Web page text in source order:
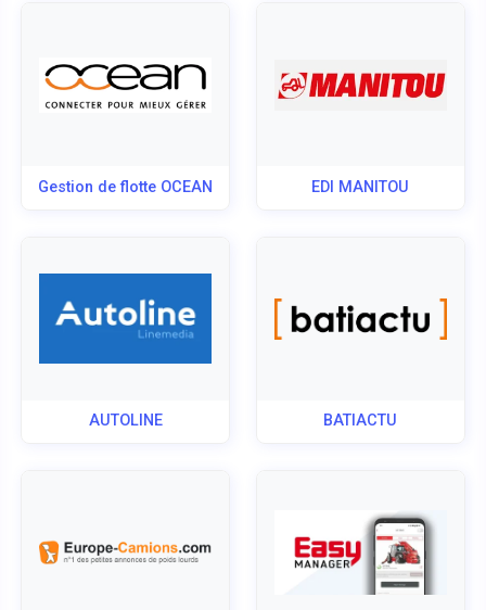
Gestion de flotte OCEAN EDI MANITOU
AUTOLINE BATIACTU